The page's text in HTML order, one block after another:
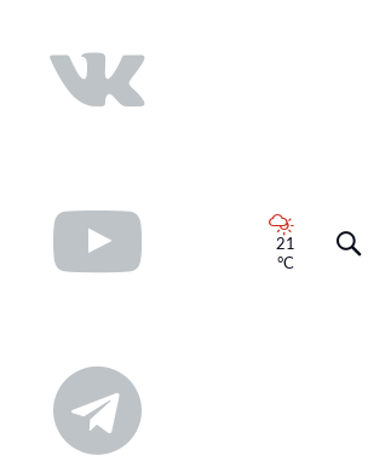
21
°C